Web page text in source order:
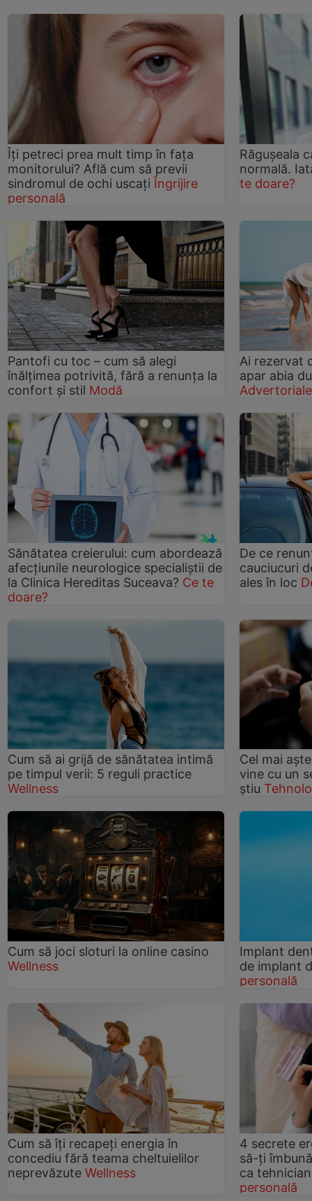
Îți petreci prea mult timp în fața
monitorului? Află cum să previi
sindromul de ochi uscați Îngrijire
personală
Răgușeala
normală.
te doare?
Pantofi cu toc – cum să alegi
înălțimea potrivită, fără a renunța la
confort și stil Modă
Ai rezervat
apar abia
Advertoriale
Sănătatea creierului: cum abordează
afecțiunile neurologice specialiștii de
la Clinica Hereditas Suceava? Ce te
doare?
De ce
cauciucuri
ales în loc
Cum să ai grijă de sănătatea intimă
pe timpul verii: 5 reguli practice
Wellness
Cel mai
vine cu un
ştiu
Cum să joci sloturi la online casino
Wellness
Implant
de implant
personală
Cum să îți recapeți energia în
concediu fără teama cheltuielilor
neprevăzute Wellness
4 secrete
să-ți
ca
personală